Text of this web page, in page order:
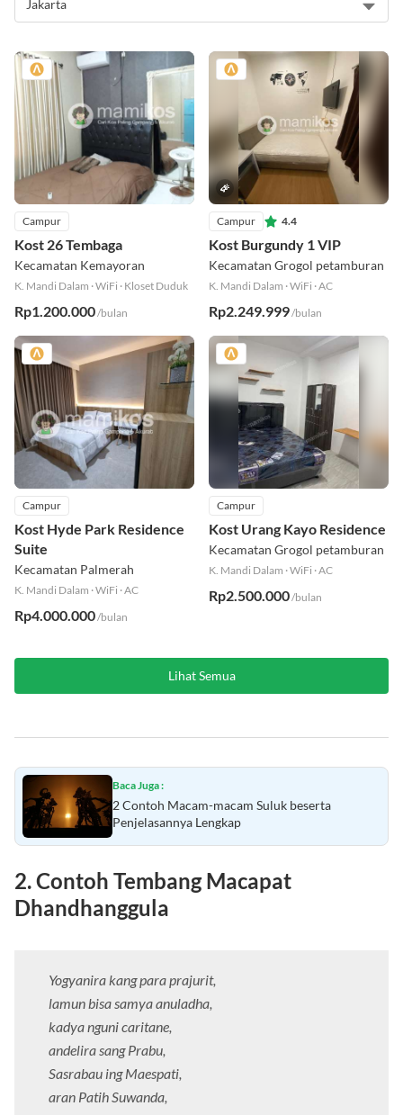
Campur
Kost 26 Tembaga
Kecamatan Kemayoran
K. Mandi Dalam ·WiFi · Kloset Duduk
Rp1.200.000/bulan
Campur 4.4
Kost Burgundy 1 VIP
Kecamatan Grogol petamburan
K. Mandi Dalam ·WiFi ·AC
Rp2.249.999/bulan
Campur
Kost Hyde Park Residence
Suite
Kecamatan Palmerah
K. Mandi Dalam ·WiFi ·AC
Rp4.000.000/bulan
Campur
Kost Urang Kayo Residence
Kecamatan Grogol petamburan
K. Mandi Dalam ·WiFi ·AC
Rp2.500.000/bulan
Lihat Semua
Baca Juga :
2 Contoh Macam-macam Suluk beserta
Penjelasannya Lengkap
2. Contoh Tembang Macapat
Dhandhanggula
Yogyanira kang para prajurit,
lamun bisa samya anuladha,
kadya nguni caritane,
andelira sang Prabu,
Sasrabau ing Maespati,
aran Patih Suwanda,